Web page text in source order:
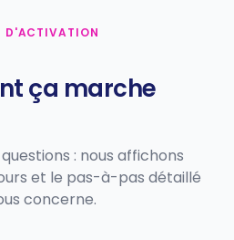
D'ACTIVATION
ça marche
: nous affichons
et le pas-à-pas détaillé
concerne.